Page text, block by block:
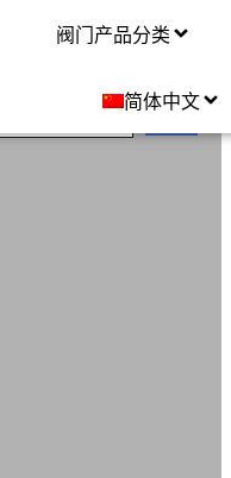
阀门产品分类
简体中文
阀